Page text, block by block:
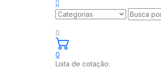
0
Lista de cotação: